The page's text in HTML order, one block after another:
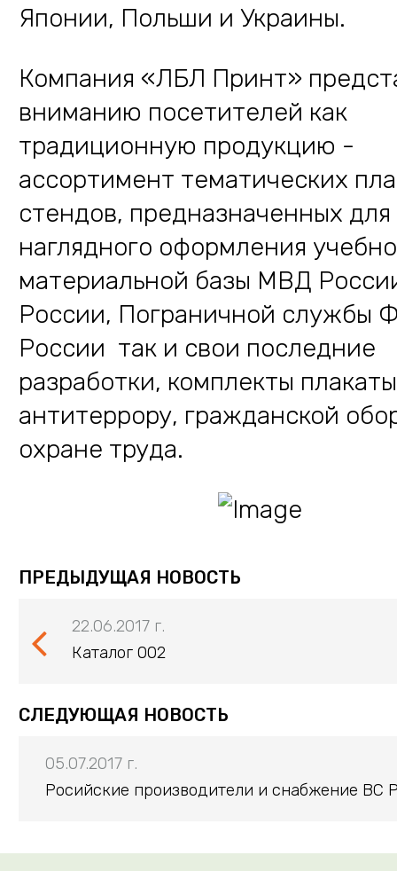
Японии, Польши и Украины.
Компания «ЛБЛ Принт»
вниманию посетителей как
традиционную продукцию -
ассортимент тематических
стендов, предназначенных для
наглядного оформления
материальной базы МВД
России, Пограничной службы
России так и свои последние
разработки, комплекты
антитеррору, гражданской
охране труда.
ПРЕДЫДУЩАЯ НОВОСТЬ
22.06.2017 г.
Каталог 002
СЛЕДУЮЩАЯ НОВОСТЬ
05.07.2017 г.
Росийские производители и снабжение ВС